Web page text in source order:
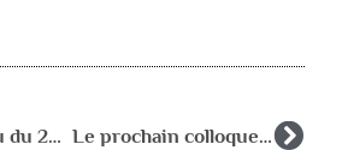
Compte Rendu du 28 ième Colloque de l’ISPA à Hangzhou en CHINE Le prochain colloque de l’ISPA :UTRECH (NL) 8 / 13 juillet 2008